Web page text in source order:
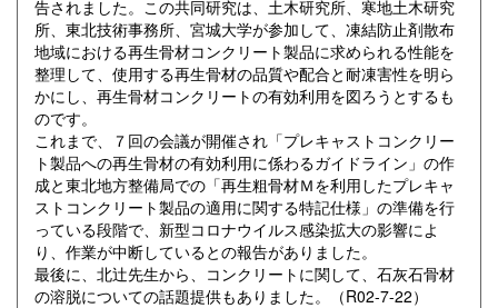
告されました。この共同研究は、土木研究所、寒地土木研究
所、東北技術事務所、宮城大学が参加して、凍結防止剤散布
地域における再生骨材コンクリート製品に求められる性能を
整理して、使用する再生骨材の品質や配合と耐凍害性を明ら
かにし、再生骨材コンクリートの有効利用を図ろうとするも
のです。
これまで、７回の会議が開催され「プレキャストコンクリー
ト製品への再生骨材の有効利用に係わるガイドライン」の作
成と東北地方整備局での「再生粗骨材Ｍを利用したプレキャ
ストコンクリート製品の適用に関する特記仕様」の準備を行
っている段階で、新型コロナウイルス感染拡大の影響によ
り、作業が中断しているとの報告がありました。
最後に、北辻先生から、コンクリートに関して、石灰石骨材
の溶脱についての話題提供もありました。（R02-7-22）